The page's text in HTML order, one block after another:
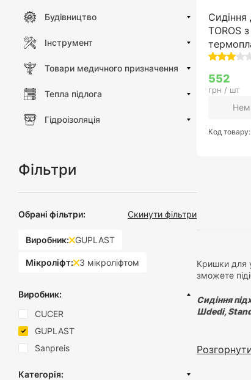
Будівництво
Інструмент
Товари медичного призначення
Тепла підлога
Гідроізоляція
Фільтри
Обрані фільтри: Скинути фільтри
Виробник: GUPLAST
Мікроліфт: З мікроліфтом
Виробник:
CUCER
GUPLAST
Sanpreis
Категорія:
Кришки для
зможете
Сидіння
Шdedi,
унітазу. А
Сидіння
TOROS
552
грн / шт
Код